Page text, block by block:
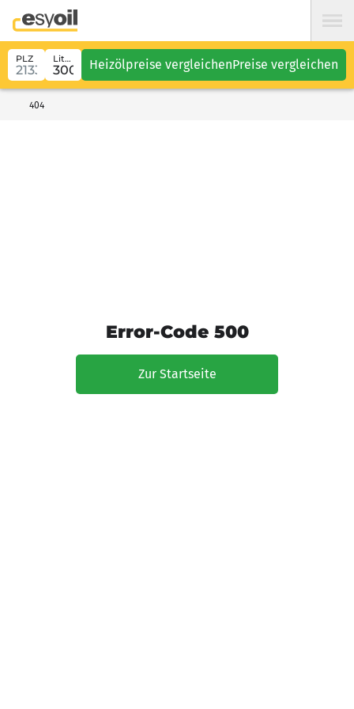
PLZ Liter Heizölpreise vergleichenPreise vergleichen
404
Error-Code 500
Zur Startseite